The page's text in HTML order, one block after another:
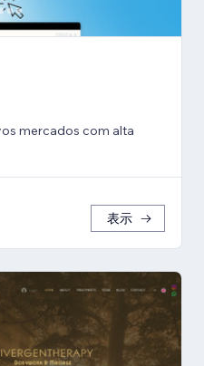
mercados com alta
表示